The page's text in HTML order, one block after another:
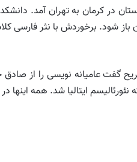
در کرمان به تهران آمد.
باز شود. برخوردش با نثر فارسی
گفت عامیانه نویسی را از
نئورئالیسم ایتالیا شد. همه